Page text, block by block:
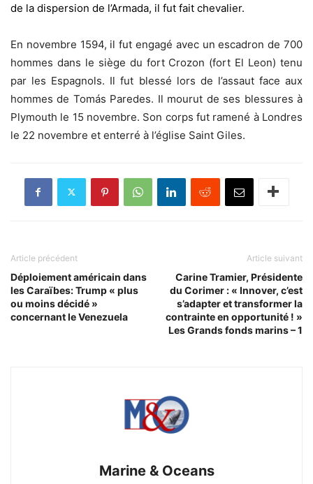
de la dispersion de l’Armada, il fut fait chevalier.
En novembre 1594, il fut engagé avec un escadron de 700
hommes dans le siège du fort Crozon (fort El Leon) tenu
par les Espagnols. Il fut blessé lors de l’assaut face aux
hommes de Tomás Paredes. Il mourut de ses blessures à
Plymouth le 15 novembre. Son corps fut ramené à Londres
le 22 novembre et enterré à l’église Saint Giles.
Article précédent
Déploiement américain dans
les Caraïbes: Trump « plus
ou moins décidé »
concernant le Venezuela
Article suivant
Carine Tramier, Présidente
du Corimer : « Innover, c’est
s’adapter et transformer la
contrainte en opportunité ! »
Les Grands fonds marins – 1
Marine & Oceans